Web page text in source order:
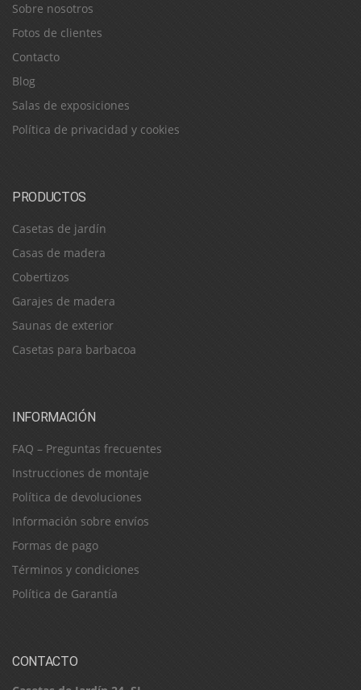
Sobre nosotros
Fotos de clientes
Contacto
Blog
Salas de exposiciones
Política de privacidad y cookies
PRODUCTOS
Casetas de jardín
Casas de madera
Cobertizos
Garajes de madera
Saunas de exterior
Casetas para barbacoa
INFORMACIÓN
FAQ – Preguntas frecuentes
Instrucciones de montaje
Política de devoluciones
Información sobre envíos
Formas de pago
Términos y condiciones
Política de Garantía
CONTACTO